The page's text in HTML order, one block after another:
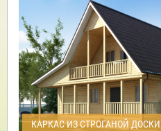
КАРКАС ИЗ СТРОГАНОЙ ДОСКИ